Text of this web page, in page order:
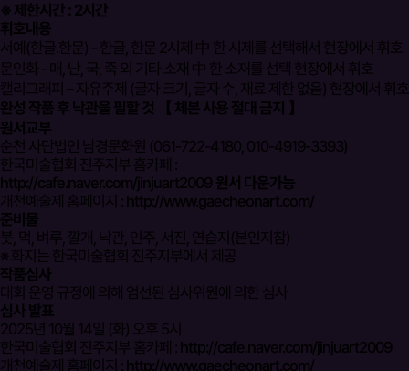
※ 제한시간 : 2시간
휘호내용
서예(한글․한문) - 한글, 한문 2시제 中 한 시제를 선택해서 현장에서 휘호
문인화 - 매, 난, 국, 죽 외 기타 소재 中 한 소재를 선택 현장에서 휘호
캘리그래피 – 자유주제 (글자 크기, 글자 수, 재료 제한 없음) 현장에서 휘호
완성 작품 후 낙관을 필할 것 【 체본 사용 절대 금지 】
원서교부
순천 사단법인 남경문화원 (061-722-4180, 010-4919-3393)
한국미술협회 진주지부 홈카페 :
http://cafe.naver.com/jinjuart2009 원서 다운가능
개천예술제 홈페이지 : http://www.gaecheonart.com/
준비물
붓, 먹, 벼루, 깔개, 낙관, 인주, 서진, 연습지(본인지참)
※ 화지는 한국미술협회 진주지부에서 제공
작품심사
대회 운영 규정에 의해 엄선된 심사위원에 의한 심사
심사 발표
2025년 10월 14일 (화) 오후 5시
한국미술협회 진주지부 홈카페 : http://cafe.naver.com/jinjuart2009
개천예술제 홈페이지 : http://www.gaecheonart.com/